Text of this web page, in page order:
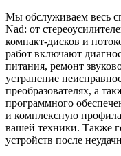
Мы обслуживаем весь
Nad: от
компакт-дисков и
работ включают
питания, ремонт
устранение
преобразователях, а
программного
и комплексную
вашей техники. Также
устройств после